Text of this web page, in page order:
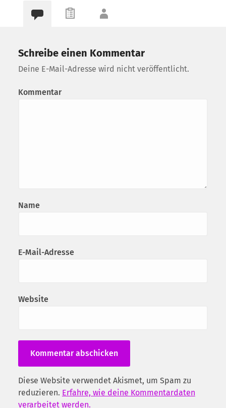
Schreibe einen Kommentar
Deine E-Mail-Adresse wird nicht veröffentlicht.
Kommentar
Name
E-Mail-Adresse
Website
Diese Website verwendet Akismet, um Spam zu
reduzieren. Erfahre, wie deine Kommentardaten
verarbeitet werden.